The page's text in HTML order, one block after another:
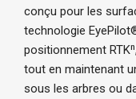
conçu pour les
technologie
positionnement
tout en maintenant
sous les arbres ou